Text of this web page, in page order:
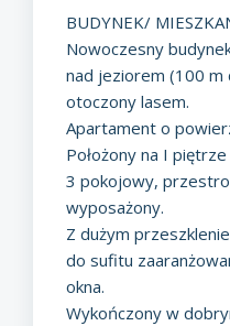
BUDYNEK/
Nowoczesny
nad jeziorem (100
otoczony lasem.
Apartament o
Położony na I
3 pokojowy,
wyposażony.
Z dużym
do sufitu
okna.
Wykończony w